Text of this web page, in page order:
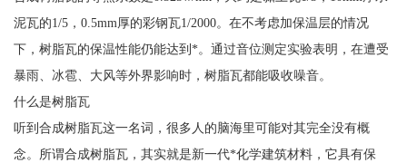
泥瓦的1/5，0.5mm厚的彩钢瓦1/2000。在不考虑加保温层的情况
下，树脂瓦的保温性能仍能达到*。通过音位测定实验表明，在遭受
暴雨、冰雹、大风等外界影响时，树脂瓦都能吸收噪音。
什么是树脂瓦
听到合成树脂瓦这一名词，很多人的脑海里可能对其完全没有概
念。所谓合成树脂瓦，其实就是新一代*化学建筑材料，它具有保